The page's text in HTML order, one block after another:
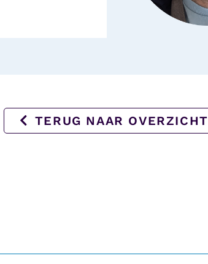
TERUG NAAR OVERZICHT